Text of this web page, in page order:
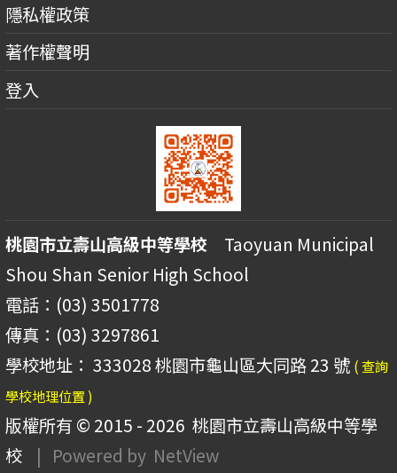
隱私權政策
著作權聲明
登入
桃園市立壽山高級中等學校 Taoyuan Municipal
Shou Shan Senior High School
電話：(03) 3501778
傳真：(03) 3297861
學校地址： 333028 桃園市龜山區大同路 23 號 ( 查詢
學校地理位置 )
版權所有 © 2015 - 2026 桃園市立壽山高級中等學
校
| Powered by NetView